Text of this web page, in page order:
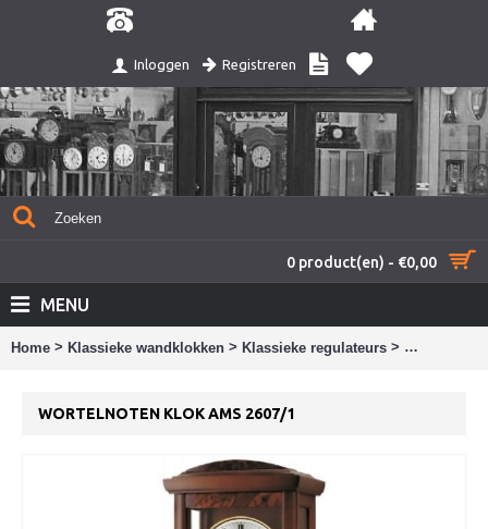
Inloggen Registreren
0 product(en) - €0,00
MENU
Home > Klassieke wandklokken > Klassieke regulateurs >
WORTELNOTEN KLOK AMS 2607/1